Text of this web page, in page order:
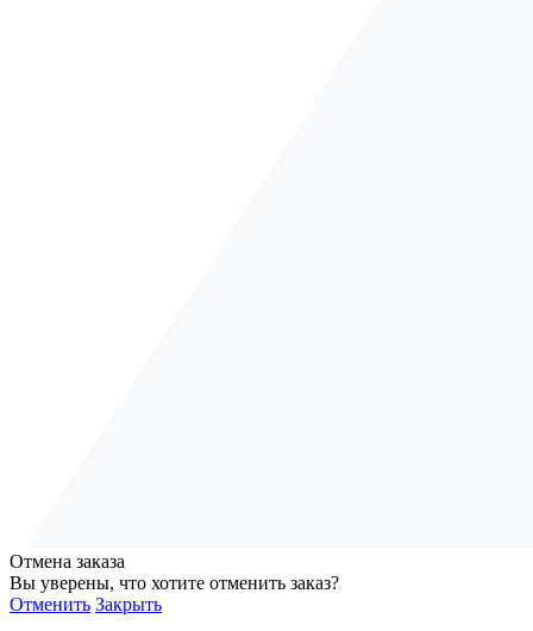
Отмена заказа
Вы уверены, что хотите отменить заказ?
Отменить Закрыть